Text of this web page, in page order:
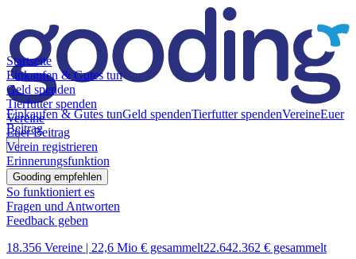
Einkaufen & Gutes tunGeld spendenTierfutter spendenVereineEuer
Beitrag
Startseite
Einkaufen & Gutes tun
Geld spenden
Tierfutter spenden
Vereine
Euer Beitrag
Verein registrieren
Erinnerungsfunktion
Gooding empfehlen
So funktioniert es
Fragen und Antworten
Feedback geben
18.356 Vereine | 22,6 Mio € gesammelt22.642.362 € gesammelt